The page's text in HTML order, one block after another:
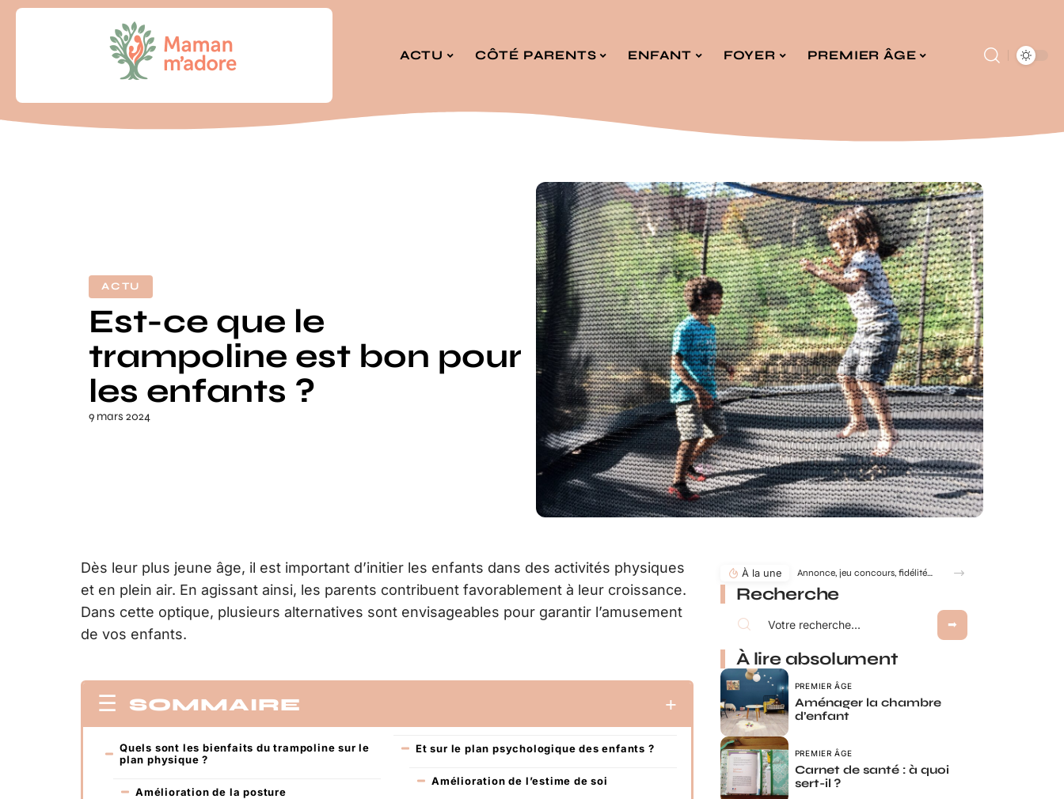
ACTU CÔTÉ PARENTS ENFANT FOYER PREMIER ÂGE
ACTU
Est-ce que le
trampoline est bon pour
les enfants ?
9 mars 2024
Dès leur plus jeune âge, il est important d’initier les enfants dans des activités physiques
et en plein air. En agissant ainsi, les parents contribuent favorablement à leur croissance.
Dans cette optique, plusieurs alternatives sont envisageables pour garantir l’amusement
de vos enfants.
SOMMAIRE
Quels sont les bienfaits du trampoline sur le
plan physique ?
Amélioration de la posture
Et sur le plan psychologique des enfants ?
Amélioration de l’estime de soi
À la une Annonce, jeu concours, fidélité… comment utiliser le jeu à gratter personnalisé ?
Recherche
À lire absolument
PREMIER ÂGE
Aménager la chambre
d’enfant
PREMIER ÂGE
Carnet de santé : à quoi
sert-il ?